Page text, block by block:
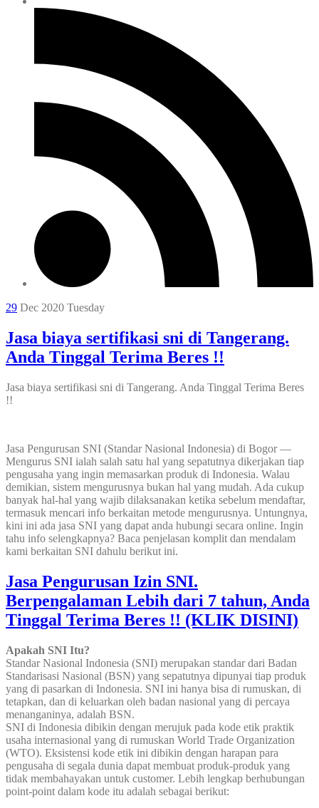
29 Dec 2020 Tuesday
Jasa biaya sertifikasi sni di Tangerang.
Anda Tinggal Terima Beres !!
Jasa biaya sertifikasi sni di Tangerang. Anda Tinggal Terima Beres
!!
Jasa Pengurusan SNI (Standar Nasional Indonesia) di Bogor —
Mengurus SNI ialah salah satu hal yang sepatutnya dikerjakan tiap
pengusaha yang ingin memasarkan produk di Indonesia. Walau
demikian, sistem mengurusnya bukan hal yang mudah. Ada cukup
banyak hal-hal yang wajib dilaksanakan ketika sebelum mendaftar,
termasuk mencari info berkaitan metode mengurusnya. Untungnya,
kini ini ada jasa SNI yang dapat anda hubungi secara online. Ingin
tahu info selengkapnya? Baca penjelasan komplit dan mendalam
kami berkaitan SNI dahulu berikut ini.
Jasa Pengurusan Izin SNI.
Berpengalaman Lebih dari 7 tahun, Anda
Tinggal Terima Beres !! (KLIK DISINI)
Apakah SNI Itu?
Standar Nasional Indonesia (SNI) merupakan standar dari Badan
Standarisasi Nasional (BSN) yang sepatutnya dipunyai tiap produk
yang di pasarkan di Indonesia. SNI ini hanya bisa di rumuskan, di
tetapkan, dan di keluarkan oleh badan nasional yang di percaya
menanganinya, adalah BSN.
SNI di Indonesia dibikin dengan merujuk pada kode etik praktik
usaha internasional yang di rumuskan World Trade Organization
(WTO). Eksistensi kode etik ini dibikin dengan harapan para
pengusaha di segala dunia dapat membuat produk-produk yang
tidak membahayakan untuk customer. Lebih lengkap berhubungan
point-point dalam kode itu adalah sebagai berikut: